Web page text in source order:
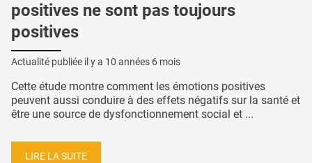
positives ne sont pas toujours
positives
Actualité publiée il y a 10 années 6 mois
Cette étude montre comment les émotions positives
peuvent aussi conduire à des effets négatifs sur la santé et
être une source de dysfonctionnement social et ...
LIRE LA SUITE